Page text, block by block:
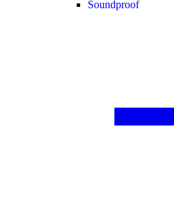
Soundproof